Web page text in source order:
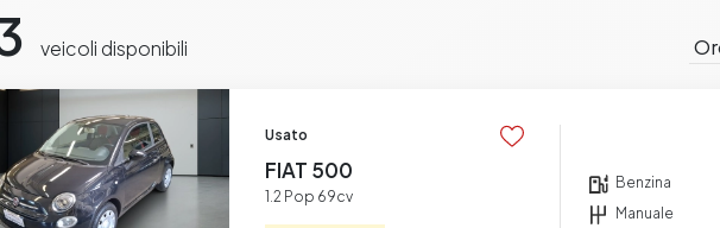
veicoli disponibili
Usato
FIAT 500
1.2 Pop 69cv
Benzina
Manuale